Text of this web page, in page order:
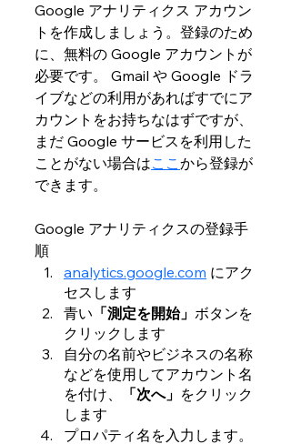
Google アナリティクス アカウン
トを作成しましょう。登録のため
に、無料の Google アカウントが
必要です。 Gmail や Google ドラ
イブなどの利用があればすでにア
カウントをお持ちなはずですが、
まだ Google サービスを利用した
ことがない場合はここ から登録が
できます。
Google アナリティクスの登録手
順
analytics.google.com にアク
セスします
青い 「測定を開始」 ボタンを
クリックします
自分の名前やビジネスの名称
などを使用してアカウント名
を付け、
「次へ」 をクリック
します
プロパティ名を入力します。